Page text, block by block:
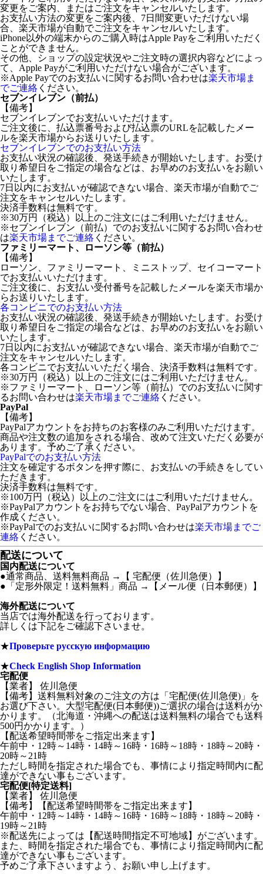
変更をご案内、またはご注文をキャンセルいたします。
お支払い方法の変更をご案内後、7日間変更いただけない場
合、楽天市場が自動でご注文をキャンセルいたします。
iPhone以外の端末からのご購入時はApple Payをご利用いただく
ことができません。
その他、ショップの設定状況やご注文時の選択内容などによっ
て、Apple Payがご利用いただけない場合がございます。
※Apple Payでのお支払いに関するお問い合わせは楽天市場ま
でご連絡 ください。
セブンイレブン（前払）
【備考】
セブンイレブンでお支払いいただけます。
ご注文後に、払込票番号および払込票のURLを記載したメー
ルを楽天市場からお送りいたします。
セブンイレブンでのお支払い方法
お支払い状況の確認後、発送手続きが開始いたします。お受け
取り希望日をご指定の場合などは、お早めのお支払いをお願い
いたします。
7日以内にお支払いが確認できない場合、楽天市場が自動でご
注文をキャンセルいたします。
決済手数料は無料です。
※30万円（税込）以上のご注文にはご利用いただけません。
※セブンイレブン（前払）でのお支払いに関するお問い合わせ
は楽天市場までご連絡 ください。
ファミリーマート、ローソン等（前払）
【備考】
ローソン、ファミリーマート、ミニストップ、セイコーマート
でお支払いいただけます。
ご注文後に、お支払い受付番号を記載したメールを楽天市場か
らお送りいたします。
各コンビニでのお支払い方法
お支払い状況の確認後、発送手続きが開始いたします。お受け
取り希望日をご指定の場合などは、お早めのお支払いをお願い
いたします。
7日以内にお支払いが確認できない場合、楽天市場が自動でご
注文をキャンセルいたします。
各コンビニでお支払いいただく場合、決済手数料は無料です。
※30万円（税込）以上のご注文にはご利用いただけません。
※ファミリーマート、ローソン等（前払）でのお支払いに関す
るお問い合わせは楽天市場までご連絡 ください。
PayPal
【備考】
PayPalアカウントをお持ちのお客様のみご利用いただけます。
商品や注文数の追加をされる場合、改めて注文いただく必要が
あります。予めご了承ください。
PayPalでのお支払い方法
注文を確定するボタンを押す際に、お支払いの手続きをしてい
ただきます。
決済手数料は無料です。
※100万円（税込）以上のご注文にはご利用いただけません。
※PayPalアカウントをお持ちでない場合、PayPalアカウントを
作成ください。
※PayPalでのお支払いに関するお問い合わせは楽天市場までご
連絡 ください。
配送について
国内配送について
●通常商品、送料無料商品 →【 宅配便（佐川急便）】
●「定形外限定！送料無料」商品 →【メール便（日本郵便）】
海外配送について
当店では海外配送を行っております。
詳しくは下記をご確認下さいませ。
★Проверьте русскую информацию
★Check English Shop Information
宅配便
【業者】 佐川急便
【備考】送料無料対象のご注文の方は「宅配便(佐川急便)」を
お選び下さい。大型宅配便(日本郵便))ご選択の場合は送料がか
かります。（北海道・沖縄への配送は送料無料の場合でも送料
500円かかります。）
【配送希望時間帯をご指定出来ます】
午前中・12時～14時・14時～16時・16時～18時・18時～20時・
20時～21時
ただし時間を指定された場合でも、事情により指定時間内に配
達ができない事もございます。
宅配便[特定送料]
【業者】 佐川急便
【備考】【配送希望時間帯をご指定出来ます】
午前中・12時～14時・14時～16時・16時～18時・18時～20時・
19時～21時
※配送先によっては【配送時間指定不可地域】がございます。
また、時間を指定された場合でも、事情により指定時間内に配
達ができない事もございます。
予めご了承下さいますよう、お願い申し上げます。